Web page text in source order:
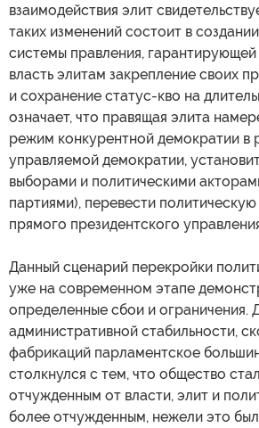
взаимодействия элит
таких изменений состоит в
системы правления,
власть элитам закрепление своих
и сохранение статус-кво на
означает, что правящая элита
режим конкурентной демократии в
управляемой демократии,
выборами и политическими
партиями), перевести
прямого президентского
Данный сценарий перекройки
уже на современном этапе
определенные сбои и ограничения.
административной стабильности,
фабрикаций парламентское
столкнулся с тем, что общество
отчужденным от власти, элит и
более отчужденным, нежели это